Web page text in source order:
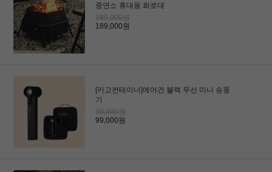
중연소 휴대용 화로대
189,000원
189,000원
[카고컨테이너]에어건 블랙 무선 미니 송풍
기
99,000원
99,000원